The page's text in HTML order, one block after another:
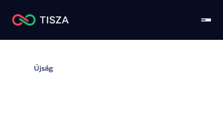
Újság